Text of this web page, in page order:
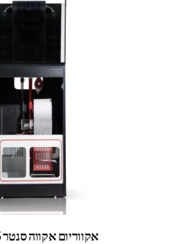
אקווריום אקווה סנטר Q45 שחור